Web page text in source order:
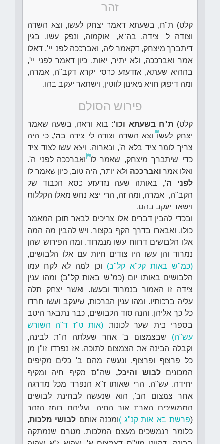
זהר
קלט) ת"ח, בשעתא דאמר יצחק לעשו, וצא השדה
וצודה לי צידה, בה"א, ואוקמוה, ונפק עשו, בגין
דיתברך מיצחק, דקאמר ליה, ואברככה לפני יי', דאלו
אמר ואברככה, ולא יתיר, יאות. כיון דאמר לפני יי',
בההיא שעתא, אזדעזע כרסי יקרא דקב"ה, אמרה,
ומה דיפוק חויא מאינון לווטין, וישתאר יעקב בהו.
פירוש הסולם
קלט) ת"ח בשעתא וכו': בוא וראה, בשעה שאמר
יצחק לעשווצא השדה וצודה לי צידה בה', כי היה
צריך לומר ציד בלא ה', ובארוה. ויצא עשו לצוד ציד
כדי שיתברך מיצחק, שאמר לוואברככה לפני ה'.
ואלו אמר ואברככה ולא יותר, היה טוב, כיון שאמר לו
לפני ה', באותה שעה נזדעזע כסא הכבוד של
הקב"ה, ואמרה, ומה זה, הרי יצא נחש מאלו הקללות
וישאר יעקב בהם.
ובכדי להבין דברים אלו צריכים לבאר תוכן המאמר
כולו, ואבארו בדרך הקף בקצור. ויש להבין מה המה
אלו הלבושים דרווח עשו מנמרוד. ומה הפירוש שהן
נמרוד והן עשו היו צודים חיות עם אלו הלבושים,
(כמ"ש באות קל"א קל"ב) וכן למה לא לקח עמו
הלבושים באותו יום (כמ"ש באות קל"ב) ומהו ענין
צידה זו האמור בנמרוד ובעשו. ואשר יצחק תלה
עליה ברכותיו. ומהו ענין הברכות, שיעקב ועשו חרדו
כל כך אליהן. והנה סוד הלבושים, כבר נתבאר היטב
בספרי בית שער לכונות (אות ט"ז ד"ה השורש
עש"ה) שבצמצום ב' אחר שעלתה ה"ת לבינה,
וקבלה הבינה את הצמצום לתוכה, אז נפרדו זו"ן מן
כל פרצוף ופרצוף, ונעשה מהם ב' כלים מקיפים
המכונים לבוש והיכל, שה"ס מקיף חיה ומקיף
יחידה. עש"ה. הרי שאותו ז"א הנפרד מכל מדרגה
אחר צמצום הב', הוא שנעשה לבחינת לבושים
הממשיכים הארת אור החיה. ועליהם רומז הזהר
(פרשת בא אות קנ"ג )ומכנה אותם לבושי מלכות,
כלומר הנמשכים מעצם המלכות, מטרם שנמתקה